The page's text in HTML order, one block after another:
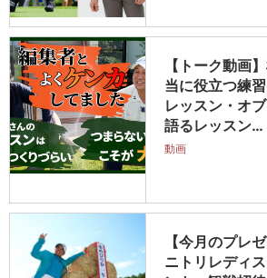
【トーク動画
当に役立つ練
レッスン・オ
語るレッスン…
動画
【今月のプレ
ニトリレディ